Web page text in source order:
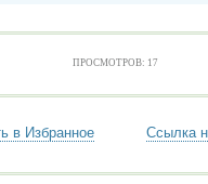
ПРОСМОТРОВ: 17
в Избранное Ссылка